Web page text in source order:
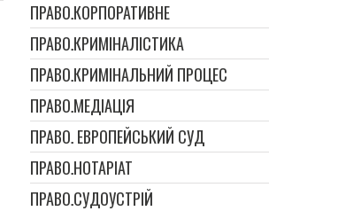
ПРАВО.КОРПОРАТИВНЕ
ПРАВО.КРИМІНАЛІСТИКА
ПРАВО.КРИМІНАЛЬНИЙ ПРОЦЕС
ПРАВО.МЕДІАЦІЯ
ПРАВО. ЕВРОПЕЙСЬКИЙ СУД
ПРАВО.НОТАРІАТ
ПРАВО.СУДОУСТРІЙ